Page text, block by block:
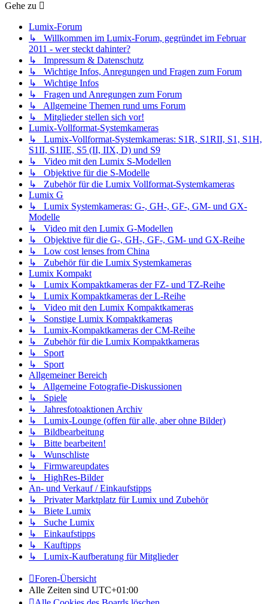
Gehe zu
Lumix-Forum
↳ Willkommen im Lumix-Forum, gegründet im Februar
2011 - wer steckt dahinter?
↳ Impressum & Datenschutz
↳ Wichtige Infos, Anregungen und Fragen zum Forum
↳ Wichtige Infos
↳ Fragen und Anregungen zum Forum
↳ Allgemeine Themen rund ums Forum
↳ Mitglieder stellen sich vor!
Lumix-Vollformat-Systemkameras
↳ Lumix-Vollformat-Systemkameras: S1R, S1RII, S1, S1H,
S1II, S1IIE, S5 (II, IIX, D) und S9
↳ Video mit den Lumix S-Modellen
↳ Objektive für die S-Modelle
↳ Zubehör für die Lumix Vollformat-Systemkameras
Lumix G
↳ Lumix Systemkameras: G-, GH-, GF-, GM- und GX-
Modelle
↳ Video mit den Lumix G-Modellen
↳ Objektive für die G-, GH-, GF-, GM- und GX-Reihe
↳ Low cost lenses from China
↳ Zubehör für die Lumix Systemkameras
Lumix Kompakt
↳ Lumix Kompaktkameras der FZ- und TZ-Reihe
↳ Lumix Kompaktkameras der L-Reihe
↳ Video mit den Lumix Kompaktkameras
↳ Sonstige Lumix Kompaktkameras
↳ Lumix-Kompaktkameras der CM-Reihe
↳ Zubehör für die Lumix Kompaktkameras
↳ Sport
↳ Sport
Allgemeiner Bereich
↳ Allgemeine Fotografie-Diskussionen
↳ Spiele
↳ Jahresfotoaktionen Archiv
↳ Lumix-Lounge (offen für alle, aber ohne Bilder)
↳ Bildbearbeitung
↳ Bitte bearbeiten!
↳ Wunschliste
↳ Firmwareupdates
↳ HighRes-Bilder
An- und Verkauf / Einkaufstipps
↳ Privater Marktplatz für Lumix und Zubehör
↳ Biete Lumix
↳ Suche Lumix
↳ Einkaufstipps
↳ Kauftipps
↳ Lumix-Kaufberatung für Mitglieder
Foren-Übersicht
Alle Zeiten sind UTC+01:00